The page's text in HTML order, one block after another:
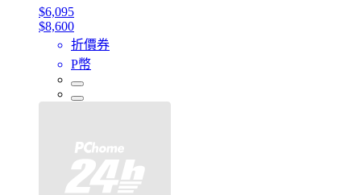
$6,095
$8,600
折價券
P幣